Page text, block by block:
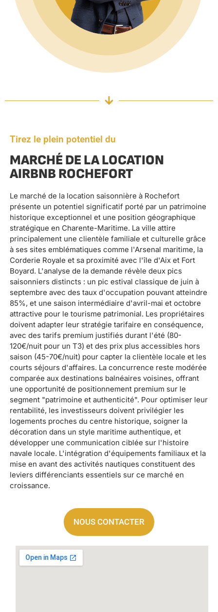
Tirez le plein potentiel du
MARCHÉ DE LA LOCATION
AIRBNB ROCHEFORT
Le marché de la location saisonnière à Rochefort
présente un potentiel significatif porté par un patrimoine
historique exceptionnel et une position géographique
stratégique en Charente-Maritime. La ville attire
principalement une clientèle familiale et culturelle grâce
à ses sites emblématiques comme l'Arsenal maritime, la
Corderie Royale et sa proximité avec l'île d'Aix et Fort
Boyard. L'analyse de la demande révèle deux pics
saisonniers distincts : un pic estival classique de juin à
septembre avec des taux d'occupation pouvant atteindre
85%, et une saison intermédiaire d'avril-mai et octobre
attractive pour le tourisme patrimonial. Les propriétaires
doivent adapter leur stratégie tarifaire en conséquence,
avec des tarifs premium justifiés durant l'été (80-
120€/nuit pour un T3) et des prix plus accessibles hors
saison (45-70€/nuit) pour capter la clientèle locale et les
courts séjours d'affaires. La concurrence reste modérée
comparée aux destinations balnéaires voisines, offrant
une opportunité de positionnement premium sur le
segment "patrimoine et authenticité". Pour optimiser leur
rentabilité, les investisseurs doivent privilégier les
logements proches du centre historique, soigner la
décoration dans un style maritime authentique, et
développer une communication ciblée sur l'histoire
navale locale. L'intégration d'équipements familiaux et la
mise en avant des activités nautiques constituent des
leviers différenciants essentiels sur ce marché en
croissance.
NOUS CONTACTER